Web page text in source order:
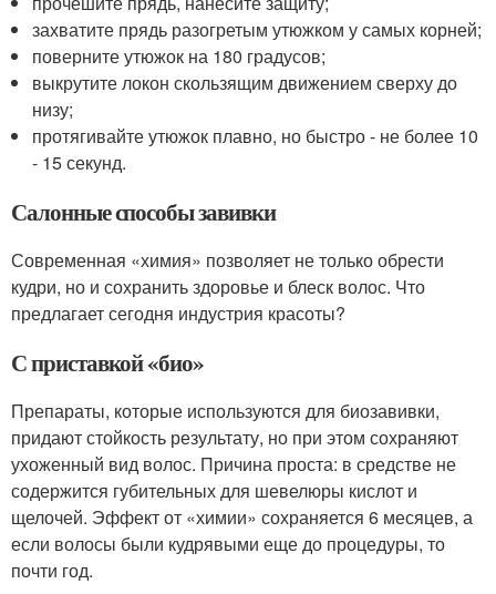
захватите прядь разогретым утюжком у самых корней;
поверните утюжок на 180 градусов;
выкрутите локон скользящим движением сверху до
низу;
протягивайте утюжок плавно, но быстро - не более 10
- 15 секунд.
Салонные способы завивки
Современная «химия» позволяет не только обрести
кудри, но и сохранить здоровье и блеск волос. Что
предлагает сегодня индустрия красоты?
С приставкой «био»
Препараты, которые используются для биозавивки,
придают стойкость результату, но при этом сохраняют
ухоженный вид волос. Причина проста: в средстве не
содержится губительных для шевелюры кислот и
щелочей. Эффект от «химии» сохраняется 6 месяцев, а
если волосы были кудрявыми еще до процедуры, то
почти год.